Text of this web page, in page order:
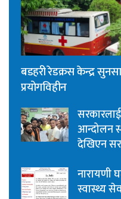
बडहरी रेडक्रस केन्द्र
प्रयोगविहीन
आन्दोलन
देखिएन
नारायणी
स्वास्थ्य